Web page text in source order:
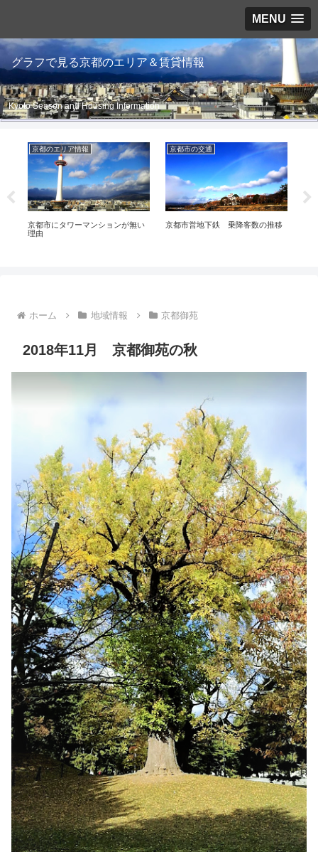
MENU
グラフで見る京都のエリア＆賃貸情報
Kyoto Season and Housing Information
京都のエリア情報
京都市にタワーマンションが無い
理由
京都市の交通
京都市営地下鉄 乗降客数の推移
ホーム 地域情報 京都御苑
2018年11月 京都御苑の秋